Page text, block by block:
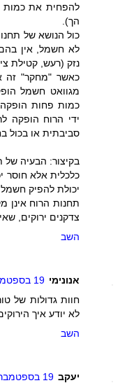
להפחית את כמות
הך).
כול הנושא של
לא חשמל, אין
נזק (רעש, קטילת
כאשר "מחקר" זה
מגוואט חשמל
כמות פחות
ידי הרוח הופקה
סביבתית או בכול
בקיצור: הבעיה של
כלכלית אלא חוסר
יכולת להפיק
תחנות הרוח
צדקנים ירוקים,
השב
אנונימי 19 בספטמבר 2010 בשעה 14:35
חוות גדולות של
לא יודע איך
השב
יעקב 19 בספטמבר 2010 בשעה 22:34